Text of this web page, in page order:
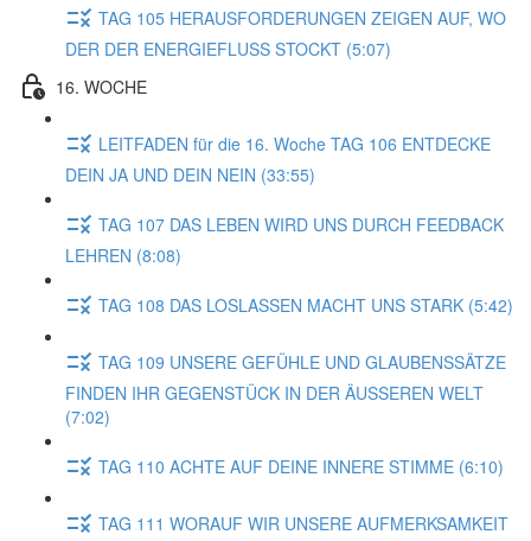
TAG 105 HERAUSFORDERUNGEN ZEIGEN AUF, WO
DER DER ENERGIEFLUSS STOCKT (5:07)
16. WOCHE
LEITFADEN für die 16. Woche TAG 106 ENTDECKE
DEIN JA UND DEIN NEIN (33:55)
TAG 107 DAS LEBEN WIRD UNS DURCH FEEDBACK
LEHREN (8:08)
TAG 108 DAS LOSLASSEN MACHT UNS STARK (5:42)
TAG 109 UNSERE GEFÜHLE UND GLAUBENSSÄTZE
FINDEN IHR GEGENSTÜCK IN DER ÄUSSEREN WELT
(7:02)
TAG 110 ACHTE AUF DEINE INNERE STIMME (6:10)
TAG 111 WORAUF WIR UNSERE AUFMERKSAMKEIT